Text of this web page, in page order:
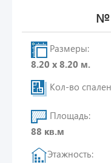
№
Размеры:
8.20 х 8.20 м.
Кол-во
Площадь:
88 кв.м
Этажность: